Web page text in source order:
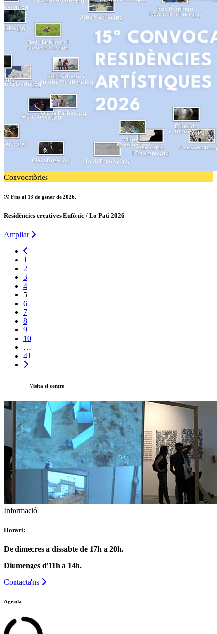
Convocatòries
Fins al 18 de gener de 2026.
Residències creatives Eufònic / Lo Pati 2026
Ampliar
1
2
3
4
5
6
7
8
9
10
…
41
Visita el centre
Informació
Horari:
De dimecres a dissabte de 17h a 20h.
Diumenges d'11h a 14h.
Contacta'ns
Agenda